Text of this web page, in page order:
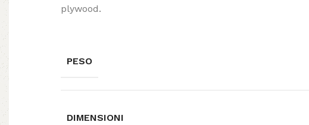
plywood.
PESO
DIMENSIONI